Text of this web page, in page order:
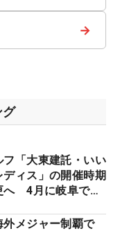
→
グ
フ「大東建託・いい
ディス」の開催時期
へ 4月に岐阜で開
外メジャー制覇で